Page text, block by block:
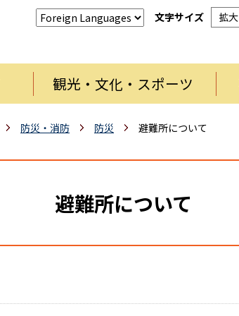
文字サイズ 拡大
観光・文化・スポーツ
防災・消防 防災 避難所について
避難所について